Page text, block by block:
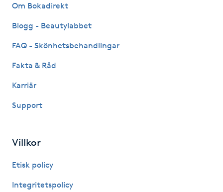
Om Bokadirekt
Blogg - Beautylabbet
FAQ - Skönhetsbehandlingar
Fakta & Råd
Karriär
Support
Villkor
Etisk policy
Integritetspolicy